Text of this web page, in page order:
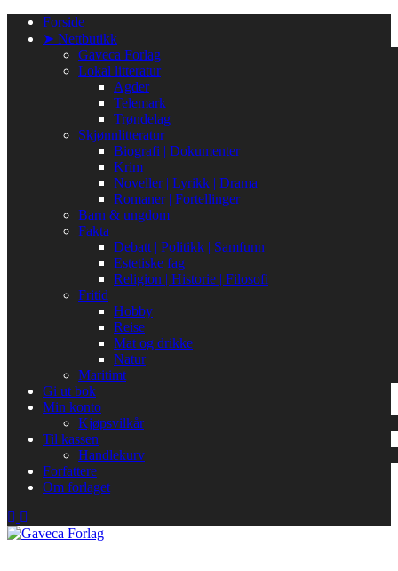
Forside
➤ Nettbutikk
Gaveca Forlag
Lokal litteratur
Agder
Telemark
Trøndelag
Skjønnlitteratur
Biografi | Dokumenter
Krim
Noveller | Lyrikk | Drama
Romaner | Fortellinger
Barn & ungdom
Fakta
Debatt | Politikk | Samfunn
Estetiske fag
Religion | Historie | Filosofi
Fritid
Hobby
Reise
Mat og drikke
Natur
Maritimt
Gi ut bok
Min konto
Kjøpsvilkår
Til kassen
Handlekurv
Forfattere
Om forlaget